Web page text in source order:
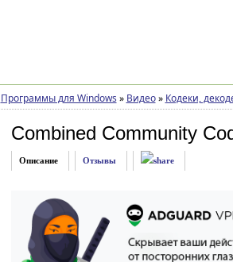
Программы для Windows » Видео » Кодеки,
Combined Community
Описание Отзывы